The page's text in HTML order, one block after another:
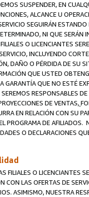
SUSPENDER, EN
ALCANCE U
SEGUIRÁN
NI QUE SERÁN
O LICENCIANTES
INCLUYENDO
DAÑO O PÉRDIDA DE SU
QUE USTED
GARANTÍA QUE NO ESTÉ
RESPONSABLES
DE VENTAS,
EN RELACIÓN CON SU
PROGRAMA DE
O DECLARACIONES
FILIALES O LICENCIANTES
CON LAS OFERTAS DE
ASIMISMO, NUESTRA